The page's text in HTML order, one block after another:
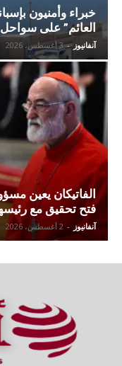
خبراء وأمنيون
العائم” على
آنفانيوز - 3 أغسطس، 2026
الفاتيكان يعين
فتح تحقيق مع
آنفانيوز - 2 أغسطس، 2026